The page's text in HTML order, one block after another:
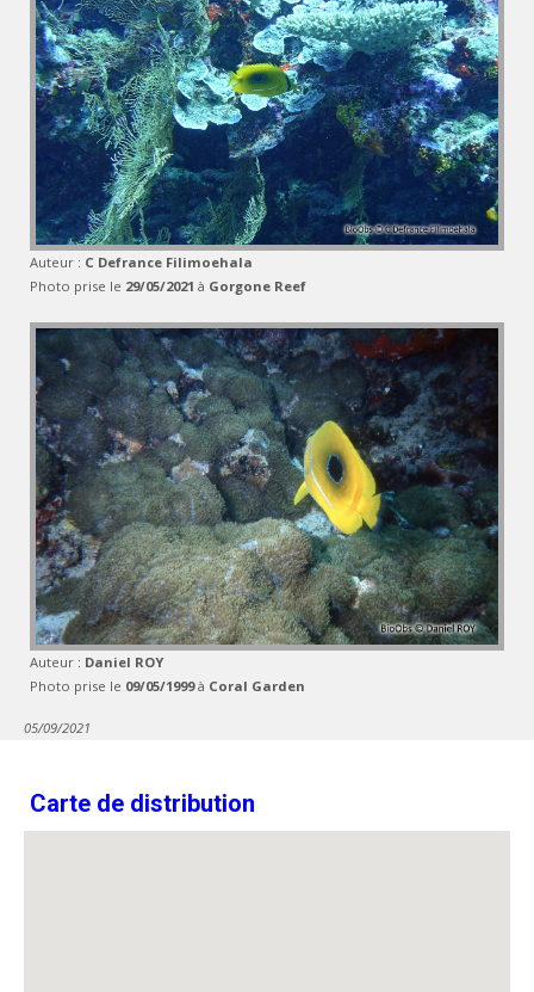
Auteur : C Defrance Filimoehala
Photo prise le 29/05/2021 à Gorgone Reef
Auteur : Daniel ROY
Photo prise le 09/05/1999à Coral Garden
05/09/2021
Carte de distribution